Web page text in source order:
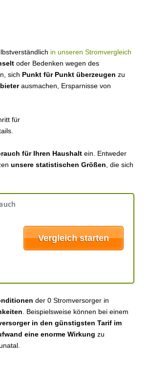
in unseren Stromvergleich
oder Bedenken wegen des
sich Punkt für Punkt überzeugen zu
ausmachen, Ersparnisse von
für
für Ihren Haushalt ein. Entweder
unsere statistischen Größen , die sich
der 0 Stromversorger in
. Beispielsweise können bei einem
in den günstigsten Tarif im
eine enorme Wirkung zu